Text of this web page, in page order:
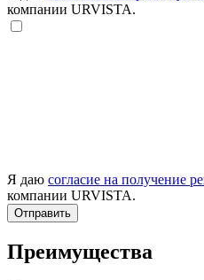
компании URVISTA.
Я даю согласие на получение
компании URVISTA.
Отправить
Преимущества